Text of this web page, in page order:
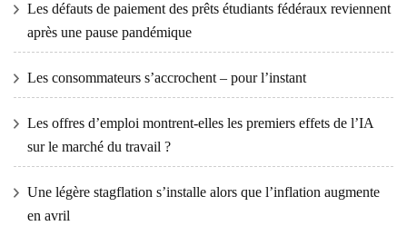
Les défauts de paiement des prêts étudiants fédéraux reviennent
après une pause pandémique
Les consommateurs s’accrochent – ​​pour l’instant
Les offres d’emploi montrent-elles les premiers effets de l’IA
sur le marché du travail ?
Une légère stagflation s’installe alors que l’inflation augmente
en avril